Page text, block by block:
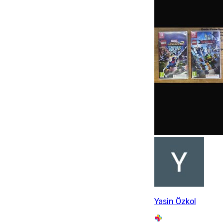
Yasin Özkol